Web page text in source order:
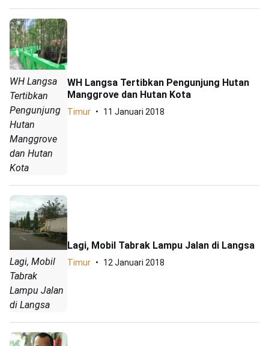
WH Langsa
Tertibkan
Pengunjung
Hutan
Manggrove
dan Hutan
Kota
WH Langsa Tertibkan Pengunjung Hutan
Manggrove dan Hutan Kota
Timur 11 Januari 2018
Lagi, Mobil
Tabrak
Lampu Jalan
di Langsa
Lagi, Mobil Tabrak Lampu Jalan di Langsa
Timur 12 Januari 2018